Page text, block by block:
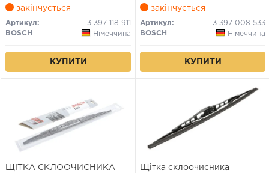
закінчується
Артикул:
3 397 118 911
BOSCH
Німеччина
КУПИТИ
закінчується
Артикул:
3 397 008 533
BOSCH
Німеччина
КУПИТИ
ЩІТКА СКЛООЧИСНИКА
Щітка склоочисника